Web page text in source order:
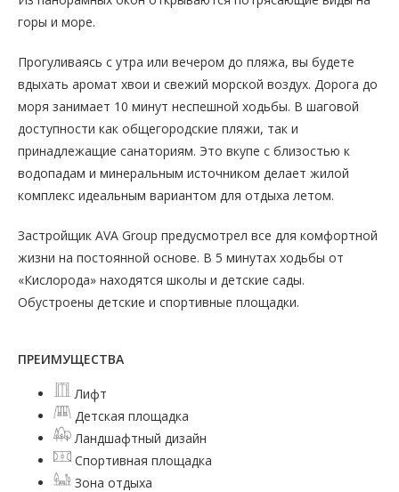
горы и море.
Прогуливаясь с утра или вечером до пляжа, вы будете
вдыхать аромат хвои и свежий морской воздух. Дорога до
моря занимает 10 минут неспешной ходьбы. В шаговой
доступности как общегородские пляжи, так и
принадлежащие санаториям. Это вкупе с близостью к
водопадам и минеральным источником делает жилой
комплекс идеальным вариантом для отдыха летом.
Застройщик AVA Group предусмотрел все для комфортной
жизни на постоянной основе. В 5 минутах ходьбы от
«Кислорода» находятся школы и детские сады.
Обустроены детские и спортивные площадки.
ПРЕИМУЩЕСТВА
Лифт
Детская площадка
Ландшафтный дизайн
Спортивная площадка
Зона отдыха